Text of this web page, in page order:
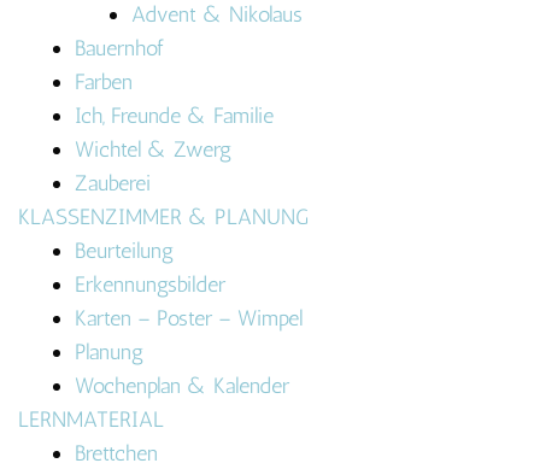
Advent & Nikolaus
Bauernhof
Farben
Ich, Freunde & Familie
Wichtel & Zwerg
Zauberei
KLASSENZIMMER & PLANUNG
Beurteilung
Erkennungsbilder
Karten – Poster – Wimpel
Planung
Wochenplan & Kalender
LERNMATERIAL
Brettchen